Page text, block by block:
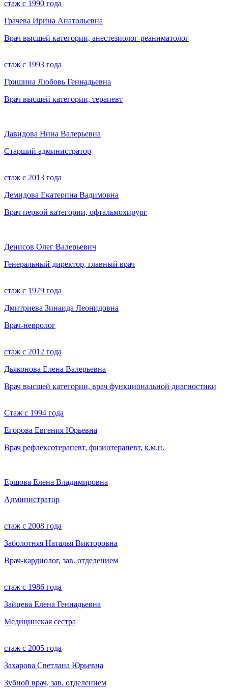
стаж с 1990 года
Грачева Ирина Анатольевна
Врач высшей категории, анестезиолог-реаниматолог
стаж с 1993 года
Гришина Любовь Геннадьевна
Врач высшей категории, терапевт
Давидова Нина Валерьевна
Старший администратор
стаж с 2013 года
Демидова Екатерина Вадимовна
Врач первой категории, офтальмохирург
Денисов Олег Валерьевич
Генеральный директор, главный врач
стаж с 1979 года
Дмитриева Зинаида Леонидовна
Врач-невролог
стаж с 2012 года
Дьяконова Елена Валерьевна
Врач высшей категории, врач функциональной диагностики
Стаж с 1994 года
Егорова Евгения Юрьевна
Врач рефлексотерапевт, физиотерапевт, к.м.н.
Ершова Елена Владимировна
Администратор
стаж с 2008 года
Заболотняя Наталья Викторовна
Врач-кардиолог, зав. отделением
стаж с 1986 года
Зайцева Елена Геннадьевна
Медицинская сестра
стаж с 2005 года
Захарова Светлана Юрьевна
Зубной врач, зав. отделением